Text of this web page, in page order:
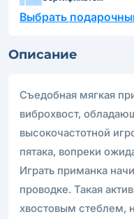
Выбрать
Описание
Съедобная мягкая
виброхвост,
высокочастотной
пятака, вопреки
Играть приманка
проводке. Такая
хвостовым стеблем,